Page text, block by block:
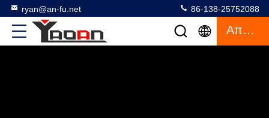
ryan@an-fu.net 86-138-25752088
Απόσπασμα